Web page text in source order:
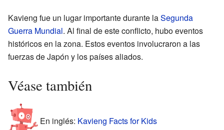
Kavieng fue un lugar importante durante laSegunda
Guerra Mundial. Al final de este conflicto, hubo eventos
históricos en la zona. Estos eventos involucraron a las
fuerzas de Japón y los países aliados.
Véase también
En inglés: Kavieng Facts for Kids